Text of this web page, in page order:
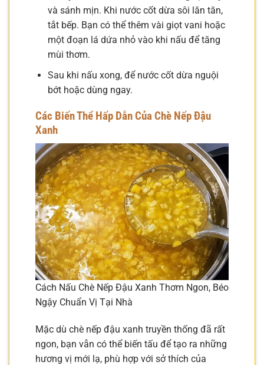
và sánh mịn. Khi nước cốt dừa sôi lăn tăn,
tắt bếp. Bạn có thể thêm vài giọt vani hoặc
một đoạn lá dứa nhỏ vào khi nấu để tăng
mùi thơm.
Sau khi nấu xong, để nước cốt dừa nguội
bớt hoặc dùng ngay.
Các Biến Thể Hấp Dẫn Của Chè Nếp Đậu
Xanh
Cách Nấu Chè Nếp Đậu Xanh Thơm Ngon, Béo
Ngậy Chuẩn Vị Tại Nhà
Mặc dù chè nếp đậu xanh truyền thống đã rất
ngon, bạn vẫn có thể biến tấu để tạo ra những
hương vị mới lạ, phù hợp với sở thích của